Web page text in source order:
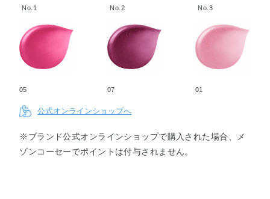
cosmos
rouge
leucocor
No.1
05
No.2
07
No.3
01
公式オンラインショップへ
※ブランド公式オンラインショップで購入された場合、メ
ゾンコーセーでポイントは付与されません。